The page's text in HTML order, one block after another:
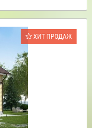
ХИТ ПРОДАЖ